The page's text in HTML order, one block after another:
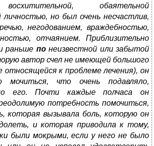
обаятельной
личностью, но был очень несчастлив,
негодованием, враждебностью,
отчаянием. Приблизительно
раньше понеизвестной или забытой
автор счел не имеющей большого
относящейся к проблеме лечения), он
мочиться, что очень подавляло,
его. Почти каждые полчаса он
потребность помочиться,
которая вызывала боль, которую он
и которая приводила к тому,
были мокрыми, если у него не было